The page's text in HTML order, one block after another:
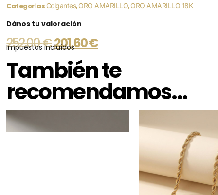
Categorías Colgantes,ORO AMARILLO,ORO AMARILLO 18K
Dános tu valoración
252,00€201,60€
Impuestos incluídos
También te
recomendamos…